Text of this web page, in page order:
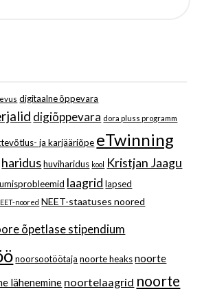
digitaalne õppevara
digiõppevara dora pluss programm
ja karjääriõpe eTwinning
haridus huviharidus kool Kristjan Jaagu
laagrid lapsed
noored NEET-staatuses noored
õpetlase stipendium
noorsootöötaja noorte heaks noorte
lähenemine noortelaagrid noorte